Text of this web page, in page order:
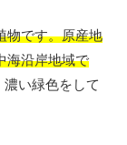
物です。原産地
海沿岸地域で
い緑色をして